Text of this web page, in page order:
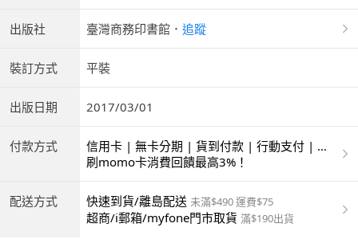
出版社 臺灣商務印書館 ． 追蹤
裝訂方式 平裝
出版日期 2017/03/01
付款方式
信用卡 | 無卡分期 | 貨到付款 | 行動支付 | 超
商付款 | ATM | 銀聯卡
刷momo卡消費回饋最高3%！
配送方式 快速到貨/離島配送 未滿$490 運費$75
超商/i郵箱/myfone門市取貨 滿$190出貨